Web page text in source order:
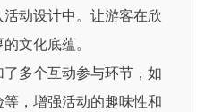
动设计中。让游客在欣
文化底蕴。
多个互动参与环节，如
，增强活动的趣味性和